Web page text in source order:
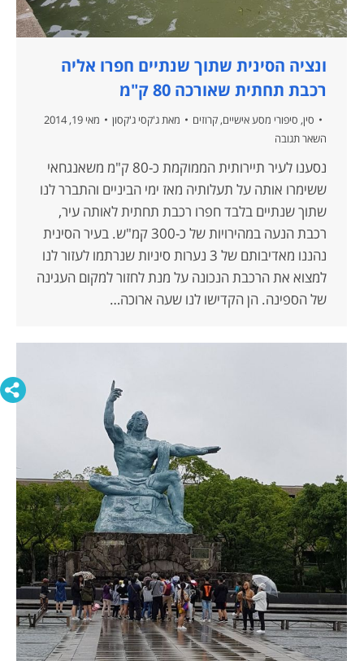
ונציה הסינית שתוך שנתיים חפרו אליה
רכבת תחתית שאורכה 80 ק"מ
סין, סיפורי מסע אישיים, קרוזים מאת ג'קסי ג'קסון
מאי 19, 2014
השאר תגובה
נסענו לעיר תיירותית הממוקמת כ-80 ק"מ משאנגחאי
ששימרו אותה על תעלותיה מאז ימי הביניים והתברר לנו
שתוך שנתיים בלבד חפרו רכבת תחתית לאותה עיר,
רכבת הנעה במהירויות של כ-300 קמ"ש. בעיר הסינית
נהננו מאדיבותם של 3 נערות סיניות שנרתמו לעזור לנו
למצוא את הרכבת הנכונה על מנת לחזור למקום העגינה
של הספינה. הן הקדישו לנו שעה ארוכה…